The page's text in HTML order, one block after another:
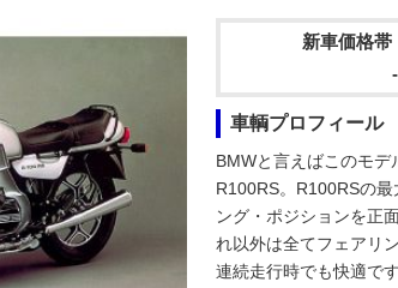
新車価格帯
車輌プロフィール
BMWと言えばこのモ
R100RS。R100RSの
ング・ポジションを正
れ以外は全てフェアリ
連続走行時でも快適で